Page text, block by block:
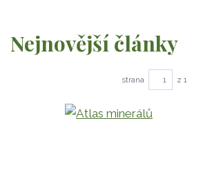
Nejnovější články
strana z 1